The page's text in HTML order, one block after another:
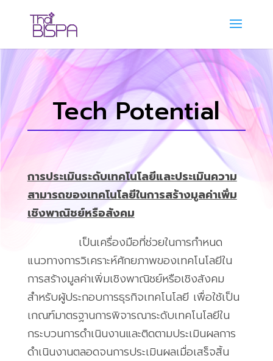
Tech Potential
การประเมินระดับเทคโนโลยีและประเมินความ
สามารถของเทคโนโลยีในการสร้างมูลค่าเพิ่ม
เชิงพาณิชย์หรือสังคม
เป็นเครื่องมือที่ช่วยในการกำหนด
แนวทางการวิเคราะห์ศักยภาพของเทคโนโลยีใน
การสร้างมูลค่าเพิ่มเชิงพาณิชย์หรือเชิงสังคม
สำหรับผู้ประกอบการธุรกิจเทคโนโลยี เพื่อใช้เป็น
เกณฑ์มาตรฐานการพิจารณาระดับเทคโนโลยีใน
กระบวนการดำเนินงานและติดตามประเมินผลการ
ดำเนินงานตลอดจนการประเมินผลเมื่อเสร็จสิ้น